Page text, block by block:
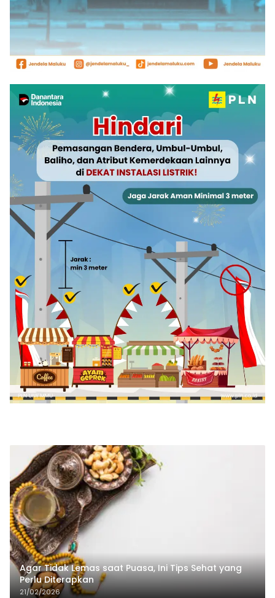
Agar Tidak Lemas saat Puasa, Ini Tips Sehat yang
Perlu Diterapkan
21/02/2026